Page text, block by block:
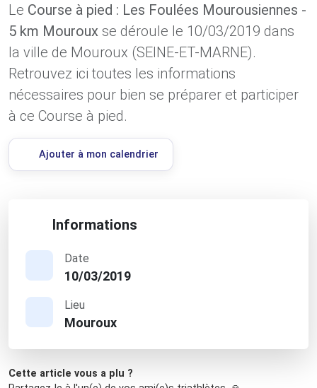
Le Course à pied : Les Foulées Mourousiennes -
5 km Mouroux se déroule le 10/03/2019 dans
la ville de Mouroux (SEINE-ET-MARNE).
Retrouvez ici toutes les informations
nécessaires pour bien se préparer et participer
à ce Course à pied.
Ajouter à mon calendrier
Informations
Date
10/03/2019
Lieu
Mouroux
Cette article vous a plu ?